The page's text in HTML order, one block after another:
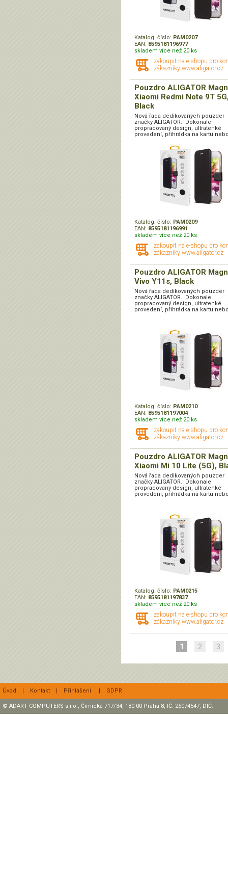
Katalog. číslo: PAM0207
EAN: 8595181196977
skladem více než 20 ks
zakoupit na e-shopu pro
zákazníky www.aligator.cz
Pouzdro ALIGATOR
Xiaomi Redmi Note 9T
Black
Nová řada dedikovaných pouzder
značky ALIGATOR. Dokonale
propracovaný design, ultratenké
provedení, přihrádka na kartu
Katalog. číslo: PAM0209
EAN: 8595181196991
skladem více než 20 ks
zakoupit na e-shopu pro
zákazníky www.aligator.cz
Pouzdro ALIGATOR
Vivo Y11s, Black
Nová řada dedikovaných pouzder
značky ALIGATOR. Dokonale
propracovaný design, ultratenké
provedení, přihrádka na kartu
Katalog. číslo: PAM0210
EAN: 8595181197004
skladem více než 20 ks
zakoupit na e-shopu pro
zákazníky www.aligator.cz
Pouzdro ALIGATOR
Xiaomi Mi 10 Lite (5G),
Nová řada dedikovaných pouzder
značky ALIGATOR. Dokonale
propracovaný design, ultratenké
provedení, přihrádka na kartu
Katalog. číslo: PAM0215
EAN: 8595181197837
skladem více než 20 ks
zakoupit na e-shopu pro
zákazníky www.aligator.cz
1 2 3
Úvod | Kontakt | Přihlášení | GDPR
© ADART COMPUTERS s.r.o., Čimická 717/34, 180 00 Praha 8, IČ: 25074547, DIČ: